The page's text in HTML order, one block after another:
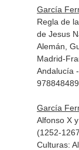
García
Regla de
de Jesus
Alemán,
Madrid-
Andalucía
García
Alfonso X
(1252-
Culturas: